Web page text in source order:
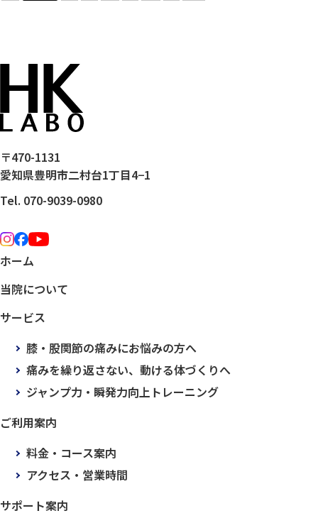
〒470-1131
愛知県豊明市二村台1丁目4−1
Tel. 070-9039-0980
ホーム
当院について
サービス
膝・股関節の痛みにお悩みの方へ
痛みを繰り返さない、動ける体づくりへ
ジャンプ力・瞬発力向上トレーニング
ご利用案内
料金・コース案内
アクセス・営業時間
サポート案内